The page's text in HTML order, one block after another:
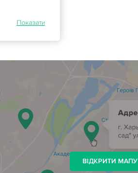
Показати
ВІДКРИТИ МАПУ